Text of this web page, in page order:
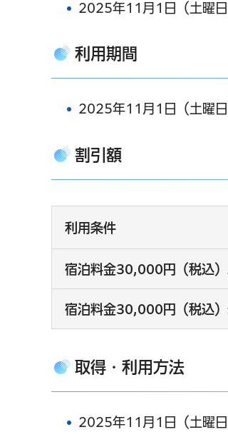
2025年11月1日（土曜
利用期間
2025年11月1日（土曜
割引額
利用条件
宿泊料金30,000円（税込
宿泊料金30,000円（税込
取得・利用方法
2025年11月1日（土曜日